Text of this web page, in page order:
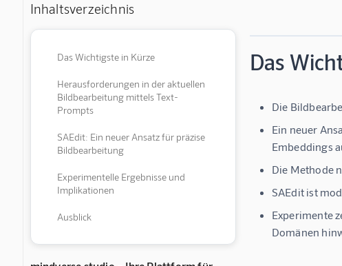
Inhaltsverzeichnis
Das Wichtigste in Kürze
Herausforderungen in der aktuellen
Bildbearbeitung mittels Text-
Prompts
SAEdit: Ein neuer Ansatz für präzise
Bildbearbeitung
Experimentelle Ergebnisse und
Implikationen
Ausblick
Das
Die
Ein neuer
Embeddings
Die Methode
SAEdit ist
Experimente
Domänen